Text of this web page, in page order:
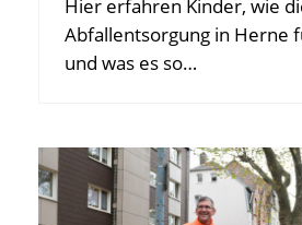
Hier erfahren Kinder, wie
Abfallentsorgung in Herne
und was es so…